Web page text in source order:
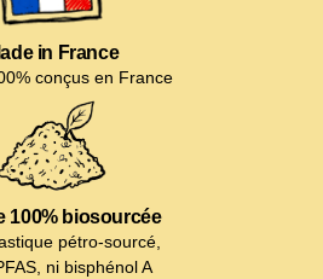
in France
conçus en France
100% biosourcée
pétro-sourcé,
ni bisphénol A